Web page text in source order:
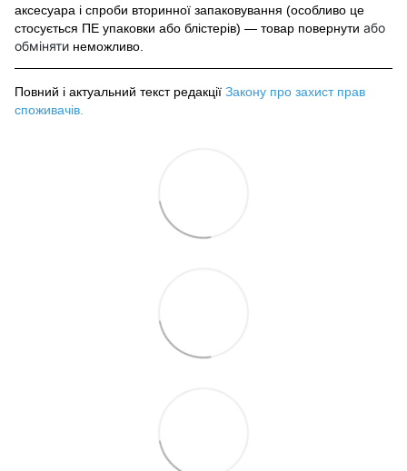
аксесуара і спроби вторинної запаковування (особливо це
стосується ПЕ упаковки або блістерів) — товар повернути або
обміняти неможливо.
Повний і актуальний текст редакції Закону про захист прав
споживачів